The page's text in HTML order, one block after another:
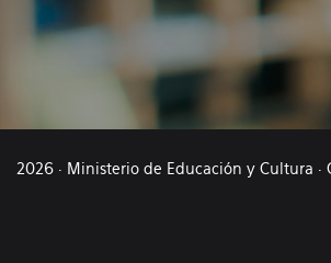
2026 · Ministerio de Educación y Cultura